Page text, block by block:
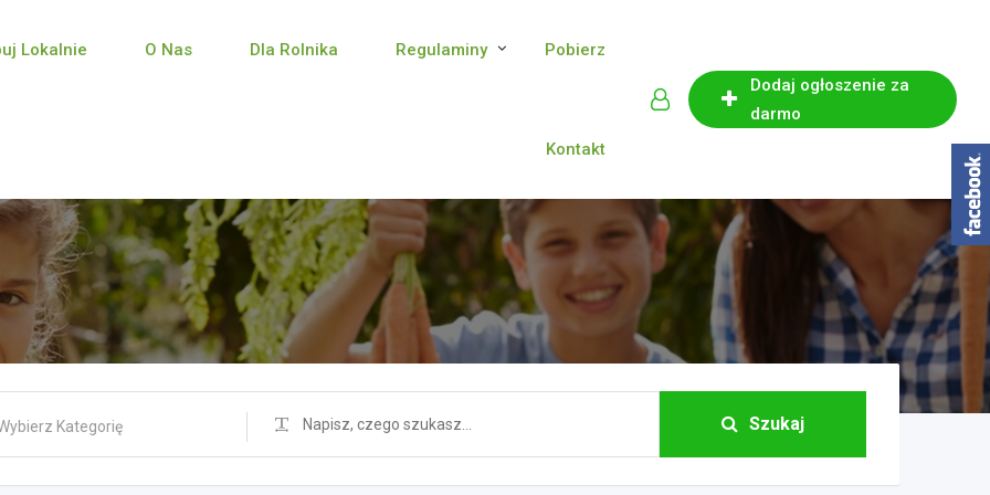
Lokalnie O Nas Dla Rolnika Regulaminy Pobierz
Kontakt
Dodaj ogłoszenie za
darmo
Kategorię Szukaj